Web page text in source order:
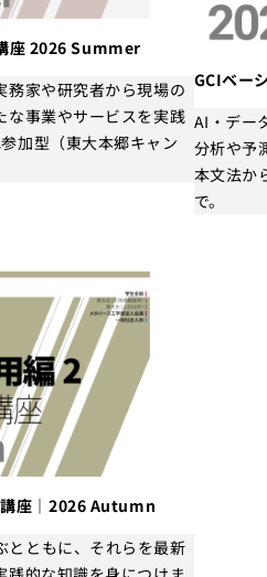
座 2026 Summer
家や研究者から現場の
な事業やサービスを実践
加型（東大本郷キャン
GCIベー
AI・デー
分析や予
本文法か
で。
座｜2026 Autumn
とともに、それらを最新